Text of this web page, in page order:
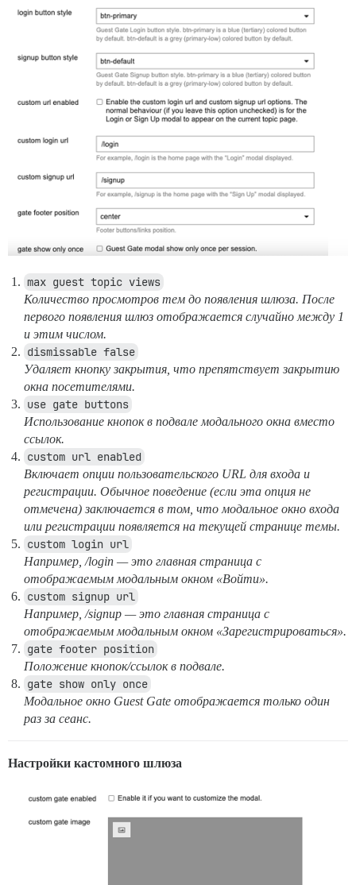
max guest topic views
Количество просмотров тем до появления шлюза. После
первого появления шлюз отображается случайно между 1
и этим числом.
dismissable false
Удаляет кнопку закрытия, что препятствует закрытию
окна посетителями.
use gate buttons
Использование кнопок в подвале модального окна вместо
ссылок.
custom url enabled
Включает опции пользовательского URL для входа и
регистрации. Обычное поведение (если эта опция не
отмечена) заключается в том, что модальное окно входа
или регистрации появляется на текущей странице темы.
custom login url
Например, /login — это главная страница с
отображаемым модальным окном «Войти».
custom signup url
Например, /signup — это главная страница с
отображаемым модальным окном «Зарегистрироваться».
gate footer position
Положение кнопок/ссылок в подвале.
gate show only once
Модальное окно Guest Gate отображается только один
раз за сеанс.
Настройки кастомного шлюза